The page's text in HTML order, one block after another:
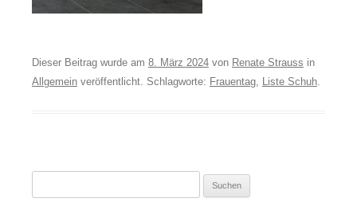
Dieser Beitrag wurde am 8. März 2024 von Renate Strauss in
Allgemein veröffentlicht. Schlagworte: Frauentag Liste Schuh
nach: